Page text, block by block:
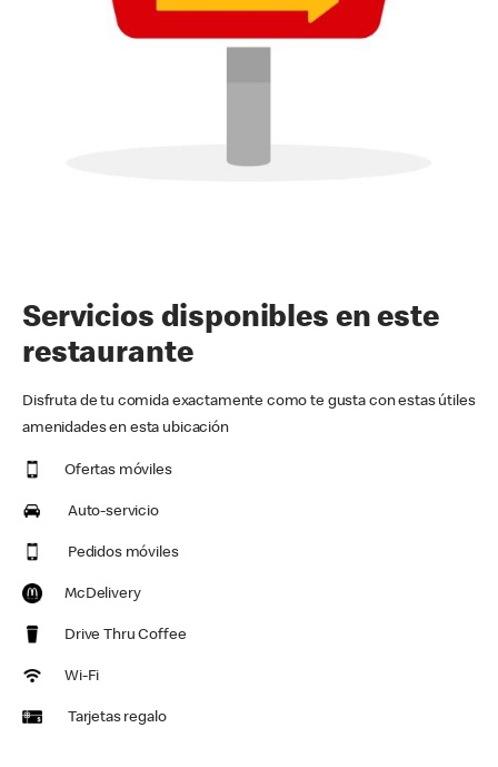
Servicios disponibles en este
restaurante
Disfruta de tu comida exactamente como te gusta con estas útiles
amenidades en esta ubicación
Ofertas móviles
Auto-servicio
Pedidos móviles
McDelivery
Drive Thru Coffee
Wi-Fi
Tarjetas regalo